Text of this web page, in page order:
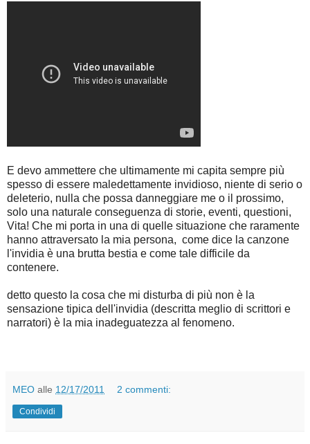
E devo ammettere che ultimamente mi capita sempre più
spesso di essere maledettamente invidioso, niente di serio o
deleterio, nulla che possa danneggiare me o il prossimo,
solo una naturale conseguenza di storie, eventi, questioni,
Vita! Che mi porta in una di quelle situazione che raramente
hanno attraversato la mia persona, come dice la canzone
l'invidia è una brutta bestia e come tale difficile da
contenere.
detto questo la cosa che mi disturba di più non è la
sensazione tipica dell'invidia (descritta meglio di scrittori e
narratori) è la mia inadeguatezza al fenomeno.
MEO alle 12/17/2011 2 commenti:
Condividi